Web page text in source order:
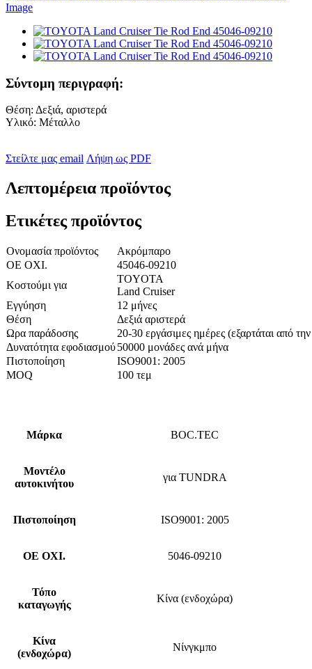
Σύντομη περιγραφή:
Θέση: Δεξιά, αριστερά
Υλικό: Μέταλλο
Στείλτε μας email Λήψη ως PDF
Λεπτομέρεια προϊόντος
Ετικέτες προϊόντος
Ονομασία προϊόντος
Ακρόμπαρο
ΟΕ ΟΧΙ.
45046-09210
Κοστούμι για
TOYOTA
Land Cruiser
Εγγύηση
12 μήνες
Θέση
Δεξιά αριστερά
Ωρα παράδοσης
20-30 εργάσιμες ημέρες (εξαρτάται από
Δυνατότητα εφοδιασμού50000 μονάδες ανά μήνα
Πιστοποίηση
ISO9001: 2005
MOQ
100 τεμ
Μάρκα BOC.TEC
Μοντέλο
αυτοκινήτου
για TUNDRA
Πιστοποίηση ISO9001: 2005
ΟΕ ΟΧΙ. 5046-09210
Τόπο
καταγωγής
Κίνα (ενδοχώρα)
Κίνα
(ενδοχώρα)
Νίνγκμπο